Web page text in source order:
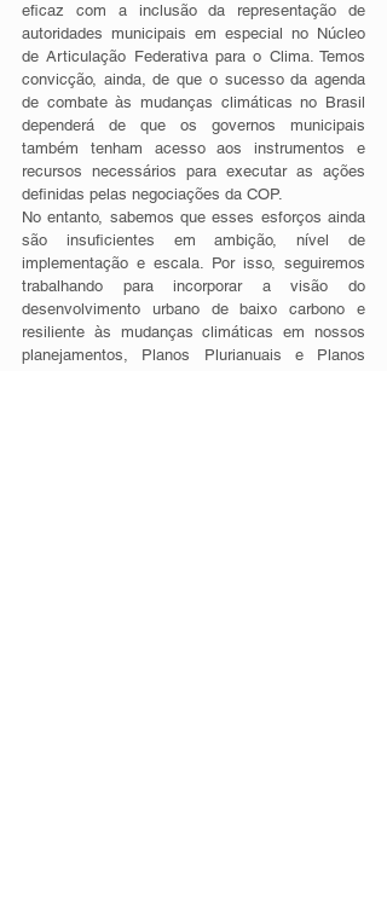
eficaz com a inclusão da representação de
autoridades municipais em especial no Núcleo
de Articulação Federativa para o Clima. Temos
convicção, ainda, de que o sucesso da agenda
de combate às mudanças climáticas no Brasil
dependerá de que os governos municipais
também tenham acesso aos instrumentos e
recursos necessários para executar as ações
definidas pelas negociações da COP.
No entanto, sabemos que esses esforços ainda
são insuficientes em ambição, nível de
implementação e escala. Por isso, seguiremos
trabalhando para incorporar a visão do
desenvolvimento urbano de baixo carbono e
resiliente às mudanças climáticas em nossos
planejamentos, Planos Plurianuais e Planos